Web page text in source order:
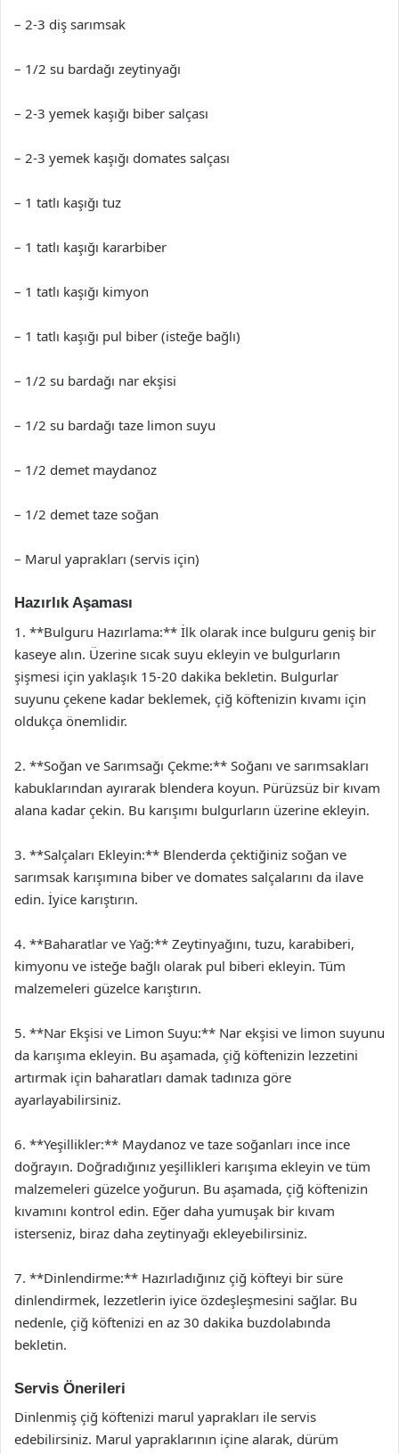
– 2-3 diş sarımsak
– 1/2 su bardağı zeytinyağı
– 2-3 yemek kaşığı biber salçası
– 2-3 yemek kaşığı domates salçası
– 1 tatlı kaşığı tuz
– 1 tatlı kaşığı kararbiber
– 1 tatlı kaşığı kimyon
– 1 tatlı kaşığı pul biber (isteğe bağlı)
– 1/2 su bardağı nar ekşisi
– 1/2 su bardağı taze limon suyu
– 1/2 demet maydanoz
– 1/2 demet taze soğan
– Marul yaprakları (servis için)
Hazırlık Aşaması
1. **Bulguru Hazırlama:** İlk olarak ince bulguru geniş bir
kaseye alın. Üzerine sıcak suyu ekleyin ve bulgurların
şişmesi için yaklaşık 15-20 dakika bekletin. Bulgurlar
suyunu çekene kadar beklemek, çiğ köftenizin kıvamı için
oldukça önemlidir.
2. **Soğan ve Sarımsağı Çekme:** Soğanı ve sarımsakları
kabuklarından ayırarak blendera koyun. Pürüzsüz bir kıvam
alana kadar çekin. Bu karışımı bulgurların üzerine ekleyin.
3. **Salçaları Ekleyin:** Blenderda çektiğiniz soğan ve
sarımsak karışımına biber ve domates salçalarını da ilave
edin. İyice karıştırın.
4. **Baharatlar ve Yağ:** Zeytinyağını, tuzu, karabiberi,
kimyonu ve isteğe bağlı olarak pul biberi ekleyin. Tüm
malzemeleri güzelce karıştırın.
5. **Nar Ekşisi ve Limon Suyu:** Nar ekşisi ve limon suyunu
da karışıma ekleyin. Bu aşamada, çiğ köftenizin lezzetini
artırmak için baharatları damak tadınıza göre
ayarlayabilirsiniz.
6. **Yeşillikler:** Maydanoz ve taze soğanları ince ince
doğrayın. Doğradığınız yeşillikleri karışıma ekleyin ve tüm
malzemeleri güzelce yoğurun. Bu aşamada, çiğ köftenizin
kıvamını kontrol edin. Eğer daha yumuşak bir kıvam
isterseniz, biraz daha zeytinyağı ekleyebilirsiniz.
7. **Dinlendirme:** Hazırladığınız çiğ köfteyi bir süre
dinlendirmek, lezzetlerin iyice özdeşleşmesini sağlar. Bu
nedenle, çiğ köftenizi en az 30 dakika buzdolabında
bekletin.
Servis Önerileri
Dinlenmiş çiğ köftenizi marul yaprakları ile servis
edebilirsiniz. Marul yapraklarının içine alarak, dürüm